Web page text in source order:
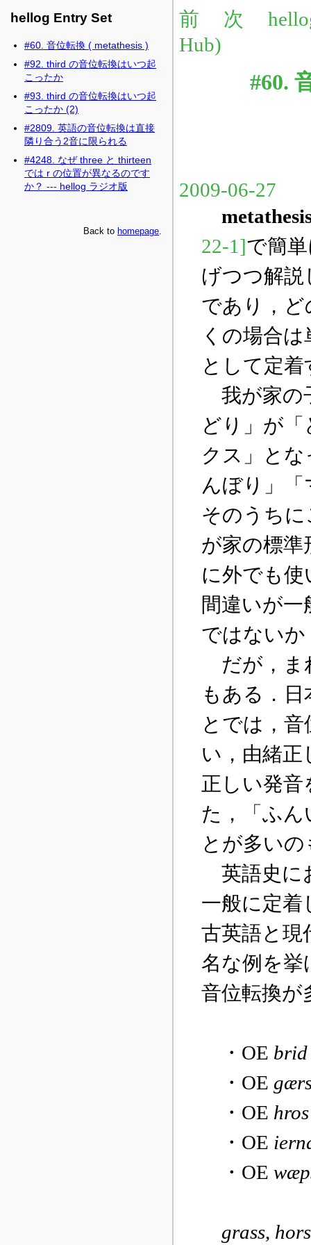
hellog Entry Set
#60. 音位転換 ( metathesis )
#92. third の音位転換はいつ起
こったか
#93. third の音位転換はいつ起
こったか (2)
#2809. 英語の音位転換は直接
隣り合う2音に限られる
#4248. なぜ three と thirteen
では r の位置が異なるのです
か？ --- hellog ラジオ版
Back to homepage